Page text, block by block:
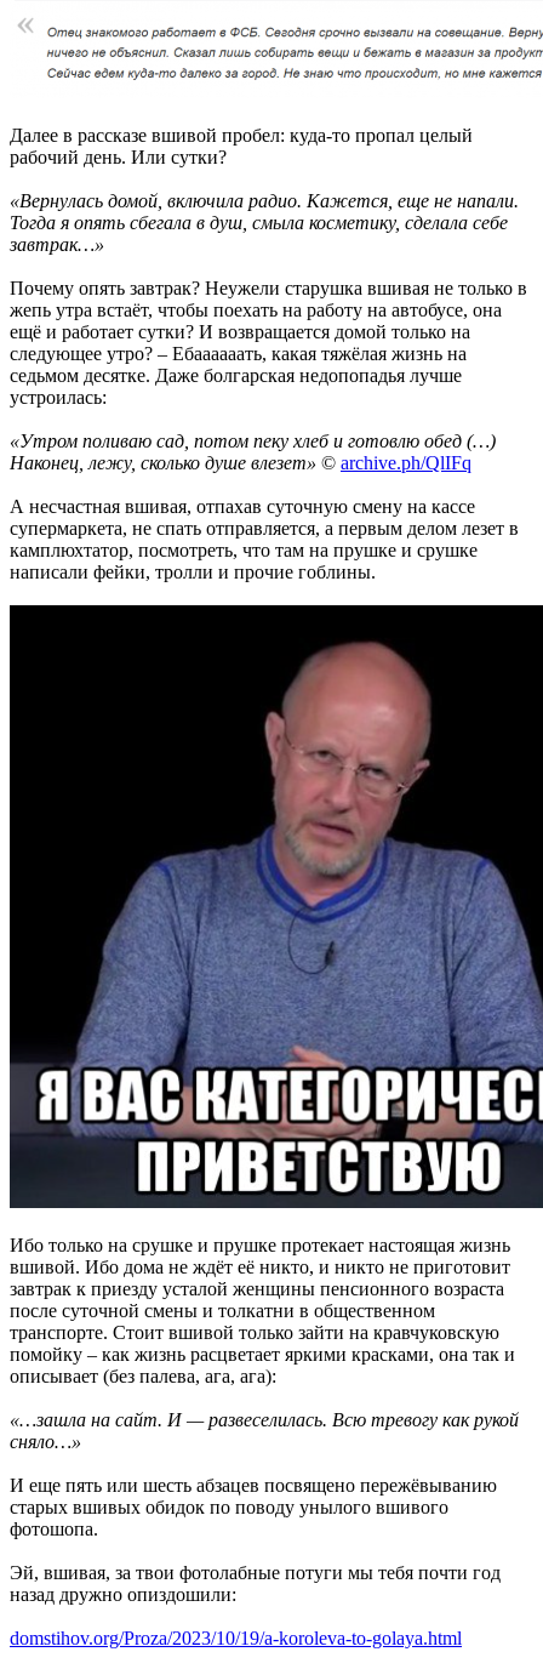
Далее в рассказе вшивой пробел: куда-то пропал целый
рабочий день. Или сутки?
«Вернулась домой, включила радио. Кажется, еще не напали.
Тогда я опять сбегала в душ, смыла косметику, сделала себе
завтрак…»
Почему опять завтрак? Неужели старушка вшивая не только в
жепь утра встаёт, чтобы поехать на работу на автобусе, она
ещё и работает сутки? И возвращается домой только на
следующее утро? – Ебаааааать, какая тяжёлая жизнь на
седьмом десятке. Даже болгарская недопопадья лучше
устроилась:
«Утром поливаю сад, потом пеку хлеб и готовлю обед (…)
Наконец, лежу, сколько душе влезет» © archive.ph/QlIFq
А несчастная вшивая, отпахав суточную смену на кассе
супермаркета, не спать отправляется, а первым делом лезет в
камплюхтатор, посмотреть, что там на прушке и срушке
написали фейки, тролли и прочие гоблины.
Ибо только на срушке и прушке протекает настоящая жизнь
вшивой. Ибо дома не ждёт её никто, и никто не приготовит
завтрак к приезду усталой женщины пенсионного возраста
после суточной смены и толкатни в общественном
транспорте. Стоит вшивой только зайти на кравчуковскую
помойку – как жизнь расцветает яркими красками, она так и
описывает (без палева, ага, ага):
«…зашла на сайт. И — развеселилась. Всю тревогу как рукой
сняло…»
И еще пять или шесть абзацев посвящено пережёвыванию
старых вшивых обидок по поводу унылого вшивого
фотошопа.
Эй, вшивая, за твои фотолабные потуги мы тебя почти год
назад дружно опиздошили:
domstihov.org/Proza/2023/10/19/a-koroleva-to-golaya.html